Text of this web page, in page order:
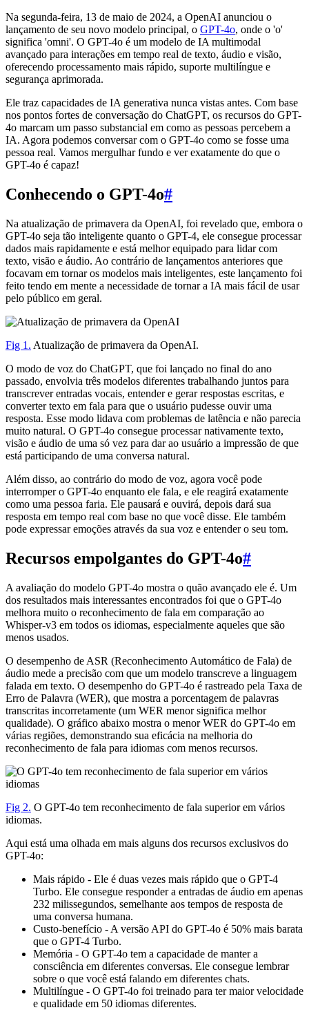
Na segunda-feira, 13 de maio de 2024, a OpenAI anunciou o
lançamento de seu novo modelo principal, o GPT-4o, onde o 'o'
significa 'omni'. O GPT-4o é um modelo de IA multimodal
avançado para interações em tempo real de texto, áudio e visão,
oferecendo processamento mais rápido, suporte multilíngue e
segurança aprimorada.
Ele traz capacidades de IA generativa nunca vistas antes. Com base
nos pontos fortes de conversação do ChatGPT, os recursos do GPT-
4o marcam um passo substancial em como as pessoas percebem a
IA. Agora podemos conversar com o GPT-4o como se fosse uma
pessoa real. Vamos mergulhar fundo e ver exatamente do que o
GPT-4o é capaz!
Conhecendo o GPT-4o#
Na atualização de primavera da OpenAI, foi revelado que, embora o
GPT-4o seja tão inteligente quanto o GPT-4, ele consegue processar
dados mais rapidamente e está melhor equipado para lidar com
texto, visão e áudio. Ao contrário de lançamentos anteriores que
focavam em tornar os modelos mais inteligentes, este lançamento foi
feito tendo em mente a necessidade de tornar a IA mais fácil de usar
pelo público em geral.
Fig 1. Atualização de primavera da OpenAI.
O modo de voz do ChatGPT, que foi lançado no final do ano
passado, envolvia três modelos diferentes trabalhando juntos para
transcrever entradas vocais, entender e gerar respostas escritas, e
converter texto em fala para que o usuário pudesse ouvir uma
resposta. Esse modo lidava com problemas de latência e não parecia
muito natural. O GPT-4o consegue processar nativamente texto,
visão e áudio de uma só vez para dar ao usuário a impressão de que
está participando de uma conversa natural.
Além disso, ao contrário do modo de voz, agora você pode
interromper o GPT-4o enquanto ele fala, e ele reagirá exatamente
como uma pessoa faria. Ele pausará e ouvirá, depois dará sua
resposta em tempo real com base no que você disse. Ele também
pode expressar emoções através da sua voz e entender o seu tom.
Recursos empolgantes do GPT-4o#
A avaliação do modelo GPT-4o mostra o quão avançado ele é. Um
dos resultados mais interessantes encontrados foi que o GPT-4o
melhora muito o reconhecimento de fala em comparação ao
Whisper-v3 em todos os idiomas, especialmente aqueles que são
menos usados.
O desempenho de ASR (Reconhecimento Automático de Fala) de
áudio mede a precisão com que um modelo transcreve a linguagem
falada em texto. O desempenho do GPT-4o é rastreado pela Taxa de
Erro de Palavra (WER), que mostra a porcentagem de palavras
transcritas incorretamente (um WER menor significa melhor
qualidade). O gráfico abaixo mostra o menor WER do GPT-4o em
várias regiões, demonstrando sua eficácia na melhoria do
reconhecimento de fala para idiomas com menos recursos.
Fig 2. O GPT-4o tem reconhecimento de fala superior em vários
idiomas.
Aqui está uma olhada em mais alguns dos recursos exclusivos do
GPT-4o:
Mais rápido - Ele é duas vezes mais rápido que o GPT-4
Turbo. Ele consegue responder a entradas de áudio em apenas
232 milissegundos, semelhante aos tempos de resposta de
uma conversa humana.
Custo-benefício - A versão API do GPT-4o é 50% mais barata
que o GPT-4 Turbo.
Memória - O GPT-4o tem a capacidade de manter a
consciência em diferentes conversas. Ele consegue lembrar
sobre o que você está falando em diferentes chats.
Multilíngue - O GPT-4o foi treinado para ter maior velocidade
e qualidade em 50 idiomas diferentes.